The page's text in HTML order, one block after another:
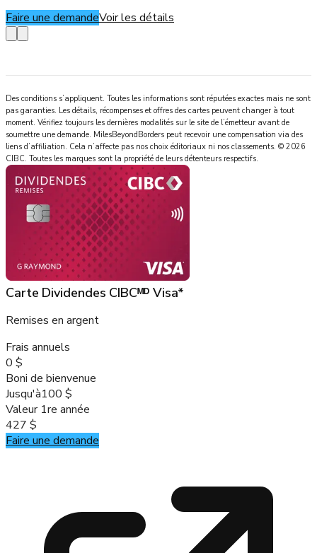
Faire une demandeVoir les détails
Des conditions s’appliquent. Toutes les informations sont réputées exactes mais ne sont
pas garanties. Les détails, récompenses et offres des cartes peuvent changer à tout
moment. Vérifiez toujours les dernières modalités sur le site de l’émetteur avant de
soumettre une demande. MilesBeyondBorders peut recevoir une compensation via des
liens d’affiliation. Cela n’affecte pas nos choix éditoriaux ni nos classements. © 2026
CIBC. Toutes les marques sont la propriété de leurs détenteurs respectifs.
Carte Dividendes CIBCᴹᴰ Visa*
Remises en argent
Frais annuels
0 $
Boni de bienvenue
Jusqu'à100 $
Valeur 1re année
427 $
Faire une demande